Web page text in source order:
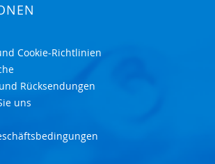
Cookie-Richtlinien
Rücksendungen
uns